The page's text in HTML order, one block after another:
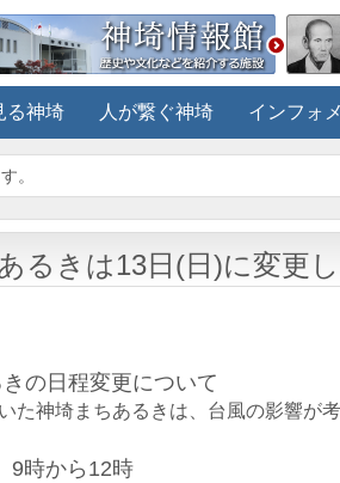
る神埼 人が繋ぐ神埼 インフォ
。
るきは13日(日)に変更
の日程変更について
た神埼まちあるきは、台風の影響が
時から12時